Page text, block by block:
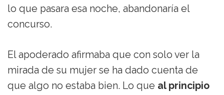
lo que pasara esa noche, abandonaría el
concurso.
El apoderado afirmaba que con solo ver la
mirada de su mujer se ha dado cuenta de
que algo no estaba bien. Lo que al principio